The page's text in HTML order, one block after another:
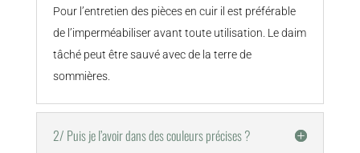
Pour l’entretien des pièces en cuir il est préférable
de l’imperméabiliser avant toute utilisation. Le daim
tâché peut être sauvé avec de la terre de
sommières.
2/ Puis je l’avoir dans des couleurs précises ?